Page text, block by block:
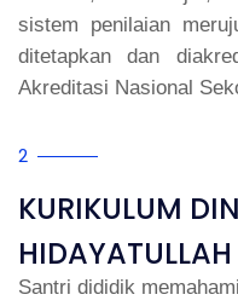
sistem penilaian
ditetapkan dan
Akreditasi Nasional
2
KURIKULUM
HIDAYATULLAH
Santri dididik